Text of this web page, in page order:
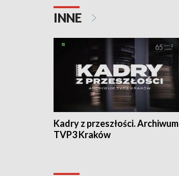
INNE
Kadry z przeszłości. Archiwum
TVP3 Kraków